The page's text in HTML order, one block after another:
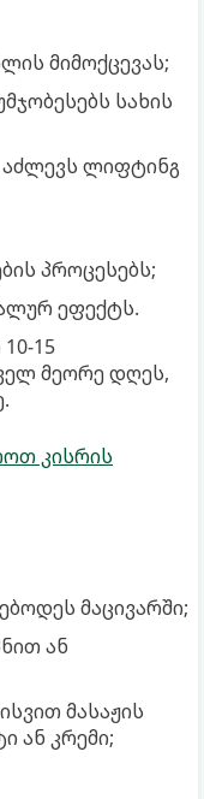
მიმოქცევას;
სახის
აძლევს ლიფტინგ
პროცესებს;
ეფექტს.
15
მეორე დღეს,
კისრის
მაცივარში;
ან
მასაჟის
ან კრემი;